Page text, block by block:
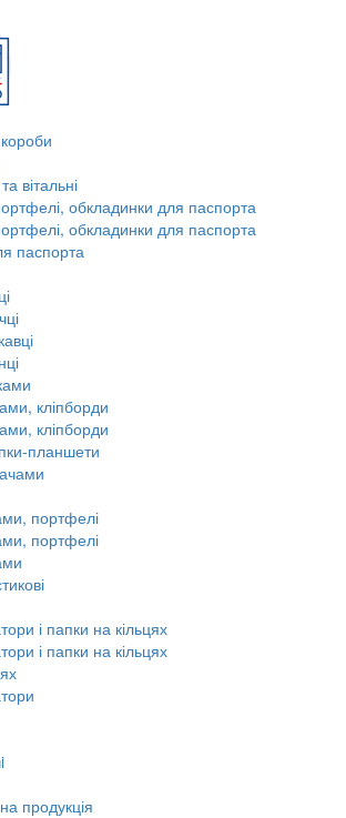
короби
вітальні
обкладинки для паспорта
обкладинки для паспорта
паспорта
кліпборди
кліпборди
планшети
портфелі
портфелі
і папки на кільцях
і папки на кільцях
продукція